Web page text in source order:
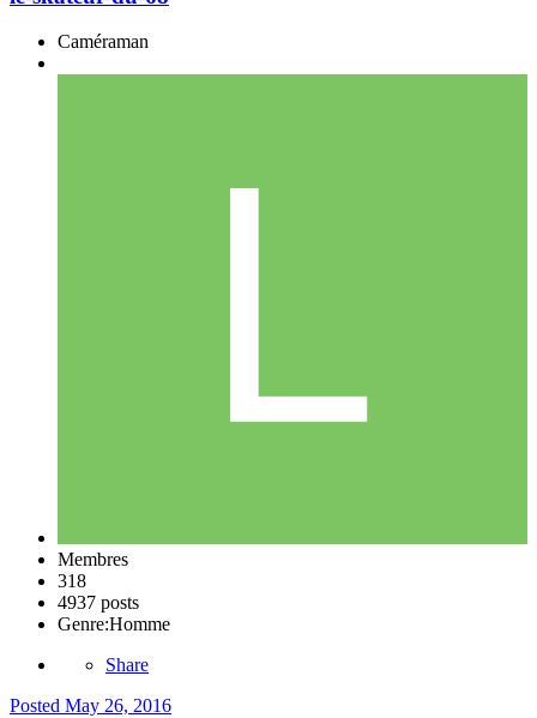
Caméraman
Membres
318
4937 posts
Genre:Homme
Share
Posted May 26, 2016